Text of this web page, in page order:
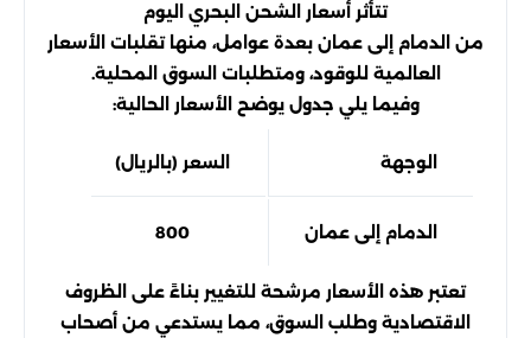
تتأثر أسعار الشحن البحري اليوم
من الدمام إلى عمان بعدة عوامل، منها تقلبات الأسعار
العالمية للوقود، ومتطلبات السوق المحلية.
وفيما يلي جدول يوضح الأسعار الحالية:
الوجهة السعر (بالريال)
الدمام إلى عمان 800
تعتبر هذه الأسعار مرشحة للتغيير بناءً على الظروف
الاقتصادية وطلب السوق، مما يستدعي من أصحاب